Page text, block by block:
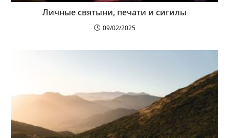
Личные святыни, печати и сигилы
09/02/2025